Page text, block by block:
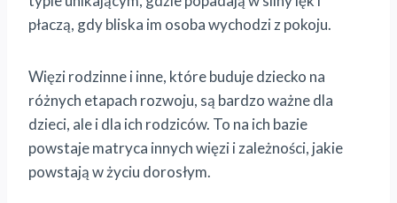
płaczą, gdy bliska im osoba wychodzi z pokoju.
Więzi rodzinne i inne, które buduje dziecko na
różnych etapach rozwoju, są bardzo ważne dla
dzieci, ale i dla ich rodziców. To na ich bazie
powstaje matryca innych więzi i zależności, jakie
powstają w życiu dorosłym.